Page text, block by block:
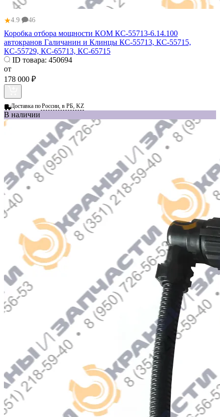
★4.9 46
Коробка отбора мощности КОМ КС-55713-6.14.100
автокранов Галичанин и Клинцы КС-55713, КС-55715,
КС-55729, КС-65713, КС-65715
ID товара: 450694
от
178 000 ₽
Доставка поРоссии, в РБ, KZ
В наличии